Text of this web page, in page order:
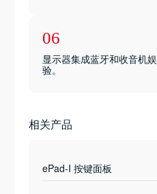
06
显示器集成蓝牙和收音机
验。
相关产品
ePad-I 按键面板